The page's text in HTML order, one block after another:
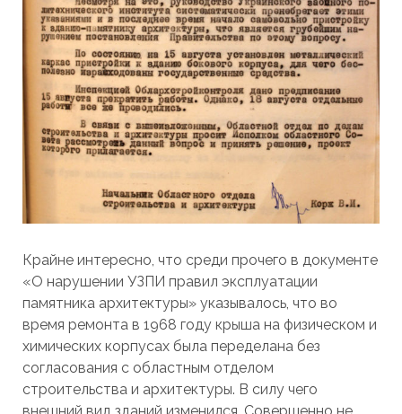
Крайне интересно, что среди прочего в документе
«О нарушении УЗПИ правил эксплуатации
памятника архитектуры» указывалось, что во
время ремонта в 1968 году крыша на физическом и
химических корпусах была переделана без
согласования с областным отделом
строительства и архитектуры. В силу чего